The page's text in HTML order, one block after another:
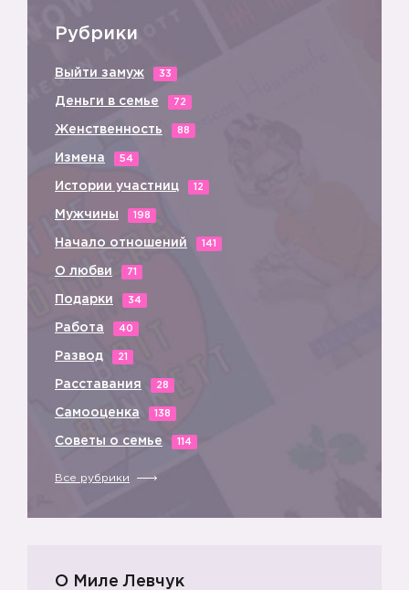
🔸
Рубрики
Выйти замуж 33
Деньги в семье 72
Женственность 88
Измена 54
Истории участниц 12
Мужчины 198
Начало отношений 141
О любви 71
Подарки 34
Работа 40
Развод 21
Расставания 28
Самооценка 138
Советы о семье 114
Все рубрики
О Миле Левчук